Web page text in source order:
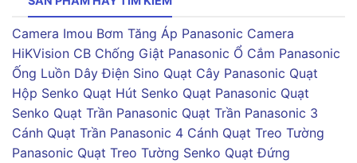
Camera Imou Bơm Tăng Áp Panasonic Camera
HiKVision CB Chống Giật Panasonic Ổ Cắm Panasonic
Ống Luồn Dây Điện Sino Quạt Cây Panasonic Quạt
Hộp Senko Quạt Hút Senko Quạt Panasonic Quạt
Senko Quạt Trần Panasonic Quạt Trần Panasonic 3
Cánh Quạt Trần Panasonic 4 Cánh Quạt Treo Tường
Panasonic Quạt Treo Tường Senko Quạt Đứng